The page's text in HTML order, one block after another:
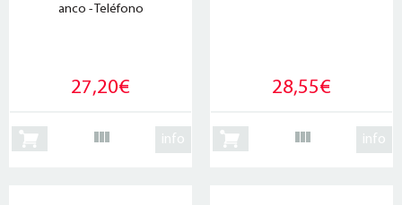
anco - Teléfono
27,20€
info
28,55€
info